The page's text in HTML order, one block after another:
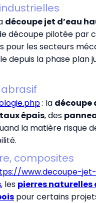
découpe jet d’eau
découpe pilotée par
pour les secteurs
la phase plan
: la découpe
épais, des
la matière risque
composites
www.decoupe-
, les pierres naturelles
pour certains